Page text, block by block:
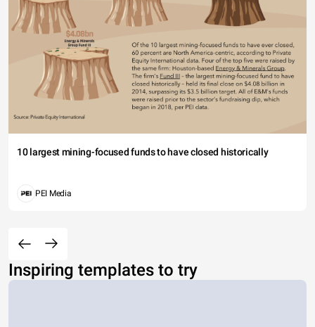
10 largest mining-focused funds to have closed historically
PEI Media
Inspiring templates to try